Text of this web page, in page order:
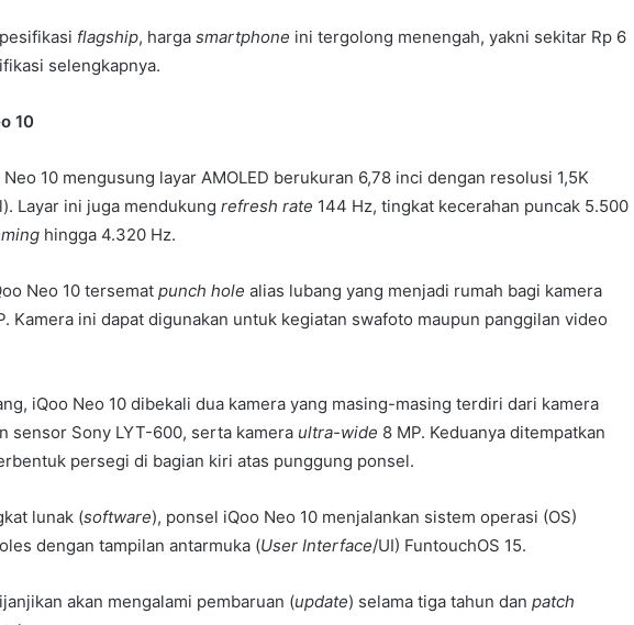
flagship, harga smartphone ini tergolong menengah, yakni sekitar Rp 6
selengkapnya.
10
10 mengusung layar AMOLED berukuran 6,78 inci dengan resolusi 1,5K
Layar ini juga mendukung refresh rate 144 Hz, tingkat kecerahan puncak 5.500
hingga 4.320 Hz.
Neo 10 tersemat punch hole alias lubang yang menjadi rumah bagi kamera
Kamera ini dapat digunakan untuk kegiatan swafoto maupun panggilan video
iQoo Neo 10 dibekali dua kamera yang masing-masing terdiri dari kamera
sensor Sony LYT-600, serta kamera ultra-wide 8 MP. Keduanya ditempatkan
persegi di bagian kiri atas punggung ponsel.
lunak (software), ponsel iQoo Neo 10 menjalankan sistem operasi (OS)
dengan tampilan antarmuka (User Interface/UI) FuntouchOS 15.
akan mengalami pembaruan (update) selama tiga tahun dan patch